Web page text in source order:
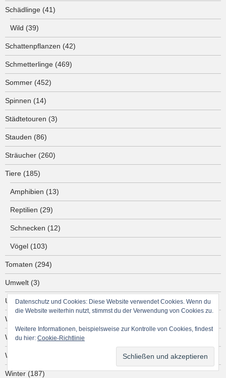
Schädlinge (41)
Wild (39)
Schattenpflanzen (42)
Schmetterlinge (469)
Sommer (452)
Spinnen (14)
Städtetouren (3)
Stauden (86)
Sträucher (260)
Tiere (185)
Amphibien (13)
Reptilien (29)
Schnecken (12)
Vögel (103)
Tomaten (294)
Umwelt (3)
Unwetter(25)
Waldbrand
Wasserpflanzen(7)
Wildpflanzen
Winter (187)
Datenschutz und Cookies: Diese Website verwendet Cookies. Wenn du
die Website weiterhin nutzt, stimmst du der Verwendung von Cookies zu.
Weitere Informationen, beispielsweise zur Kontrolle von Cookies, findest
du hier: Cookie-Richtlinie